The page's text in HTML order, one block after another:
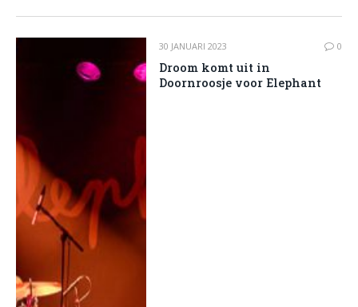
30 JANUARI 2023 0
Droom komt uit in
Doornroosje voor Elephant